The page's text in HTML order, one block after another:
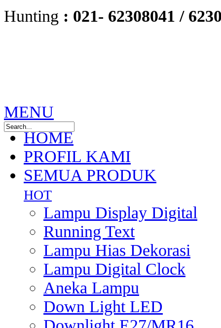
Hunting : 021- 62308041 /
MENU
HOME
PROFIL KAMI
SEMUA PRODUK
HOT
Lampu Display Digital
Running Text
Lampu Hias Dekorasi
Lampu Digital Clock
Aneka Lampu
Down Light LED